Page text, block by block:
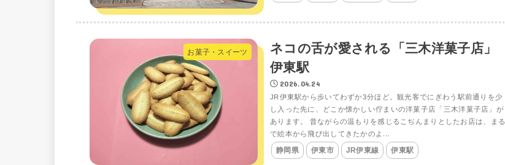
お菓子・スイーツ
ネコの舌が愛される「三木洋菓子店」
伊東駅
2026.04.24
JR伊東駅から歩いてわずか3分ほど。観光客でにぎわう駅前通りを少
し入った先に、どこか懐かしい佇まいの洋菓子店「三木洋菓子店」が
あります。 昔ながらの温もりを感じるこぢんまりとしたお店は、まる
で絵本から飛び出してきたかのよ...
静岡県 伊東市 JR伊東線 伊東駅